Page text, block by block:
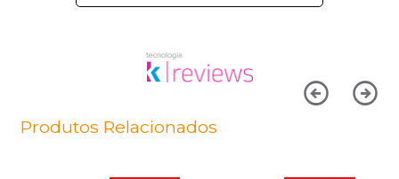
Produtos Relacionados